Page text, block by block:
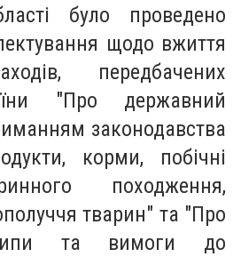
було проведено
щодо вжиття
передбачених
"Про державний
законодавства
корми, побічні
походження,
тварин" та "Про
та вимоги до